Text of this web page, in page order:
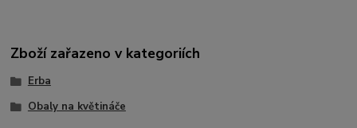
Zboží zařazeno v kategoriích
Erba
Obaly na květináče